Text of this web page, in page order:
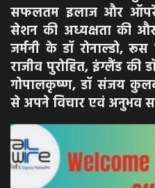
सफलतम इलाज और
सेशन की अध्यक्षता की
जर्मनी के डॉ रोनाल्डो,
राजीव पुरोहित, इंग्लैंड
गोपालकृष्ण, डॉ संजय
से अपने विचार एवं अनुभव